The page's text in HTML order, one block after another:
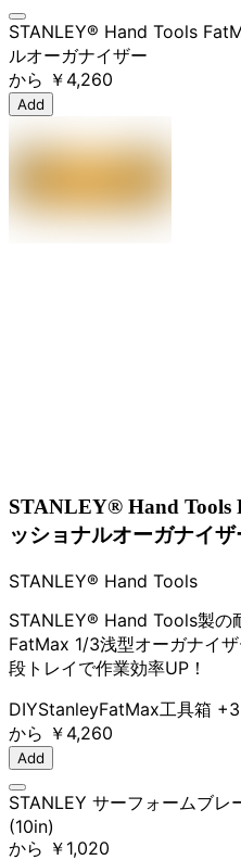
STANLEY® Hand Tools
ルオーガナイザー
から ￥4,260
Add
STANLEY® Hand Tools
ッショナルオーガナイザ
STANLEY® Hand Tools
STANLEY® Hand Tools製の
FatMax 1/3浅型オーガナイ
段トレイで作業効率UP！
DIYStanleyFatMax工具箱 +3
から ￥4,260
Add
STANLEY サーフォームブ
(10in)
から ￥1,020